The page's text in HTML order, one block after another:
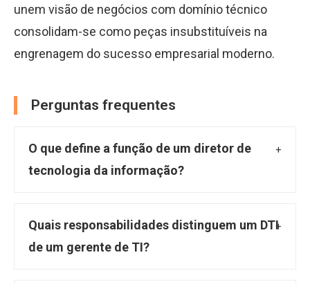
unem visão de negócios com domínio técnico
consolidam-se como peças insubstituíveis na
engrenagem do sucesso empresarial moderno.
Perguntas frequentes
O que define a função de um diretor de
tecnologia da informação?
Officer (CIO), é um executivo sênior
encarregado de liderar a estratégia de TI de
Quais responsabilidades distinguem um DTI
de um gerente de TI?